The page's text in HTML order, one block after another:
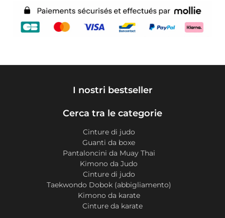
I nostri bestseller
Cerca tra le categorie
Cinture di judo
Guanti da boxe
Pantaloncini da Muay Thai
Kimono da Judo
Cinture di judo
Taekwondo Dobok (abbigliamento)
Kimono da karate
Cinture da karate